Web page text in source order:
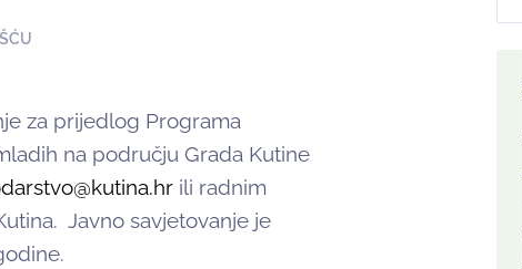
za prijedlog Programa
na području Grada Kutine
ili radnim
Javno savjetovanje je